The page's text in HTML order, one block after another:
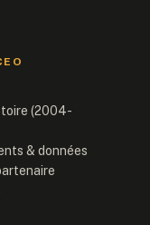
(2004-
& données